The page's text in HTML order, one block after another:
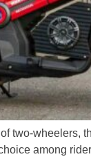
two-wheelers,
among